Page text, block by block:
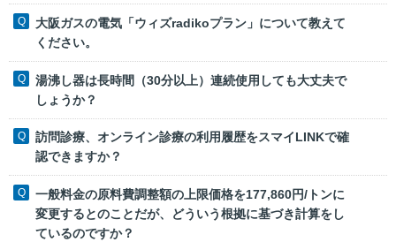
大阪ガスの電気「ウィズradikoプラン」について教えて
ください。
湯沸し器は長時間（30分以上）連続使用しても大丈夫で
しょうか？
訪問診療、オンライン診療の利用履歴をスマイLINKで確
認できますか？
一般料金の原料費調整額の上限価格を177,860円/トンに
変更するとのことだが、どういう根拠に基づき計算をし
ているのですか？